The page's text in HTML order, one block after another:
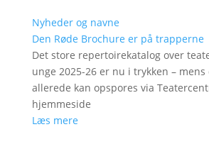
Nyheder og navne
Den Røde Brochure er på trapperne
Det store repertoirekatalog over
unge 2025-26 er nu i trykken –
allerede kan opspores via
hjemmeside
Læs mere